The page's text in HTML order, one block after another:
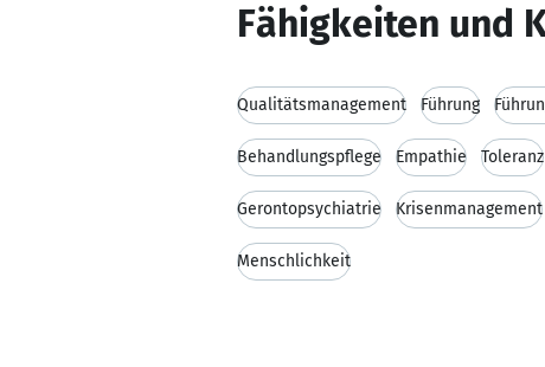
Fähigkeiten und
Qualitätsmanagement Führung
Behandlungspflege Empathie Toleranz
Gerontopsychiatrie Krisenmanagement
Menschlichkeit